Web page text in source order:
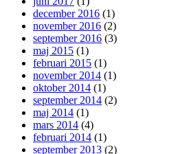
december 2016 (1)
november 2016 (2)
september 2016 (3)
maj 2015 (1)
februari 2015 (1)
november 2014 (1)
oktober 2014 (1)
september 2014 (2)
maj 2014 (1)
mars 2014 (4)
februari 2014 (1)
september 2013 (2)